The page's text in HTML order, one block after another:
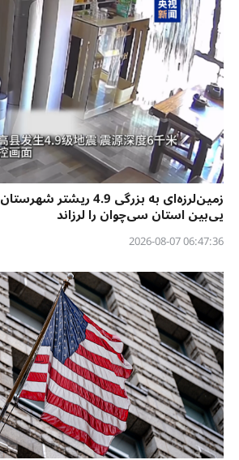
زمین‌لرزه‌ای به بزرگی 4.9
یی‌بین استان سی‌چوان را لرزاند
06:47:36 2026-08-07